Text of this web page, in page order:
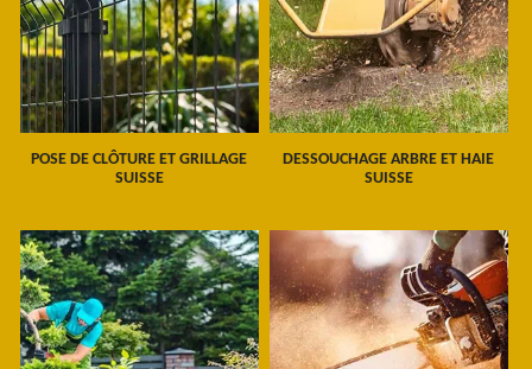
POSE DE CLÔTURE ET GRILLAGE
SUISSE
DESSOUCHAGE ARBRE ET HAIE
SUISSE